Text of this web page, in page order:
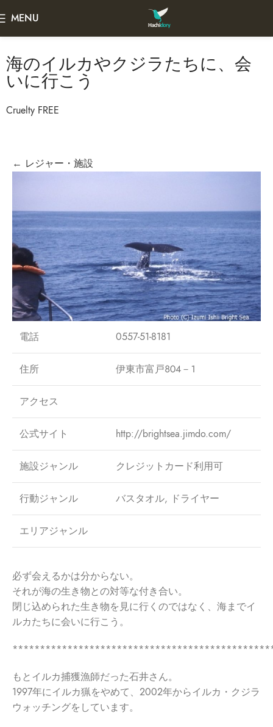
MENU
海のイルカやクジラたちに、会
いに行こう
Cruelty FREE
← レジャー・施設
電話 0557-51-8181
住所 伊東市富戸８０４－１
アクセス
公式サイト http://brightsea.jimdo.com/
施設ジャンル クレジットカード利用可
行動ジャンル バスタオル, ドライヤー
エリアジャンル
必ず会えるかは分からない。
それが海の生き物との対等な付き合い。
閉じ込められた生き物を見に行くのではなく、海までイ
ルカたちに会いに行こう。
もとイルカ捕獲漁師だった石井さん。
1997年にイルカ猟をやめて、2002年からイルカ・クジラ
ウォッチングをしています。